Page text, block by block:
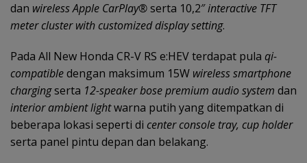
dan wireless Apple CarPlay®serta 10,2″interactive TFT
meter cluster with customized display setting.
Pada All New Honda CR-V RS e:HEV terdapat pula qi-
compatibledengan maksimum 15W wireless smartphone
chargingserta 12-speaker bose premium audio system dan
interior ambient lightwarna putih yang ditempatkan di
beberapa lokasi seperti di center console tray, cup holder
serta panel pintu depan dan belakang.